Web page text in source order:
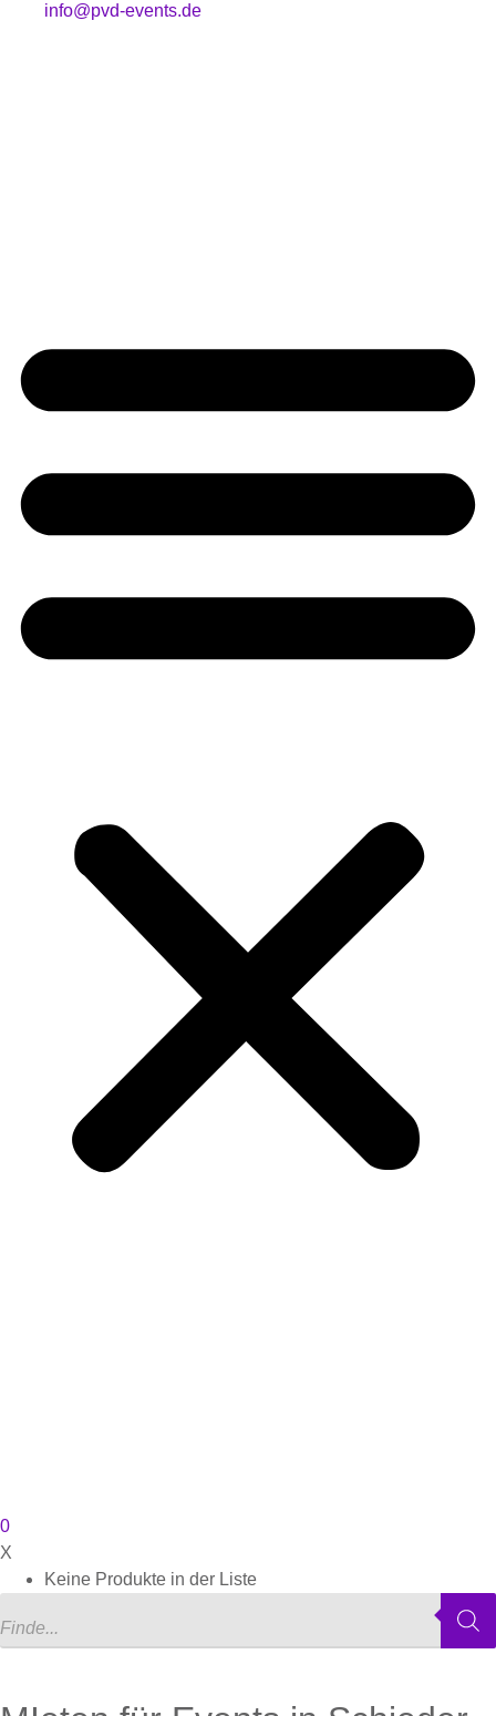
info@pvd-events.de
0
X
Keine Produkte in der Liste